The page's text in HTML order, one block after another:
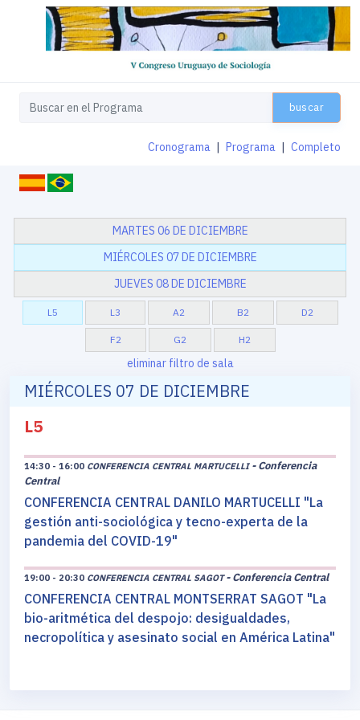
buscar
Cronograma | Programa | Completo
MARTES 06 DE DICIEMBRE
MIÉRCOLES 07 DE DICIEMBRE
JUEVES 08 DE DICIEMBRE
L5 L3 A2 B2 D2
F2 G2 H2
eliminar filtro de sala
MIÉRCOLES 07 DE DICIEMBRE
L5
14:30 - 16:00 CONFERENCIA CENTRAL MARTUCELLI - Conferencia
Central
CONFERENCIA CENTRAL DANILO MARTUCELLI "La
gestión anti-sociológica y tecno-experta de la
pandemia del COVID-19"
19:00 - 20:30 CONFERENCIA CENTRAL SAGOT - Conferencia Central
CONFERENCIA CENTRAL MONTSERRAT SAGOT "La
bio-aritmética del despojo: desigualdades,
necropolítica y asesinato social en América Latina"